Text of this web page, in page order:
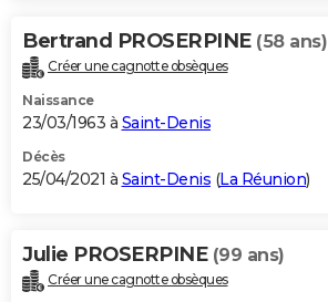
Bertrand PROSERPINE (58 ans)
Créer une cagnotte obsèques
Naissance
23/03/1963 à Saint-Denis
Décès
25/04/2021 à Saint-Denis (La Réunion)
Julie PROSERPINE (99 ans)
Créer une cagnotte obsèques